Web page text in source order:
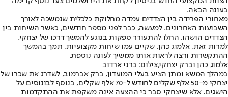
בעונה הבאה.
מאחורי הפרידה בין הצדדים עמדה מחלוקת כלכלית שנמשכה לאורך
השבועות האחרונים. למעשה, כבר לפני מספר חודשים, כאשר השיחות בין
הצדדים הושהו, החלו להתעורר ספקות בנוגע להמשך דרכו של יצחקי.
למרות זאת, אלמוג כהן, שקיים עמו שיחות מקצועיות, תמך בהמשך
ההתקשרות ורצה לראות אותו ממשיך לעונה נוספת.
אלמוג כהן וברק יצחקי,צילום: ברני ארדוב
במהלך המשא ומתן הציע בעלי המועדון, ברק אברמוב, לשדרג את שכרו של
יצחקי מ-50 אלף שקלים לחודש ל-70 אלף שקלים, בנוסף לבונוסים על
הישגים. אלא שיצחקי סבר כי ההצעה אינה משקפת את ההתקדמות